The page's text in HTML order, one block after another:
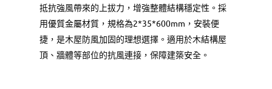
抵抗強風帶來的上拔力，增強整體結構穩定性。採
用優質金屬材質，規格為2*35*600mm，安裝便
捷，是木屋防風加固的理想選擇。適用於木結構屋
頂、牆體等部位的抗風連接，保障建築安全。